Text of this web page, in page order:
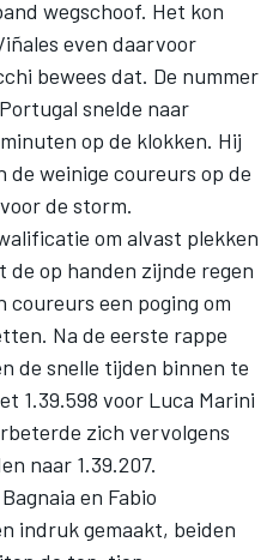
wegschoof. Het kon
even daarvoor
bewees dat. De nummer
snelde naar
op de klokken. Hij
de weinige coureurs op de
de storm.
om alvast plekken
de op handen zijnde regen
een poging om
Na de eerste rappe
de snelle tijden binnen te
1.39.598 voor Luca Marini
zich vervolgens
naar 1.39.207.
en Fabio
indruk gemaakt, beiden